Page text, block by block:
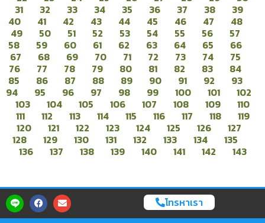
31
32 33 34 35 36 37 38
39
40
41 42 43 44 45 46 47
48
49
50 51 52 53 54 55 56
57
58
59 60 61 62 63 64 65
66
67
68 69 70 71 72 73 74
75
76
77 78 79 80 81 82 83
84
85
86 87 88 89 90 91 92
93
94
95 96 97 98 99 100 101
102
103
104 105 106 107 108 109
110
111
112 113 114 115 116 117 118
119
120
121 122 123 124 125 126
127
128
129 130 131 132 133 134
135
136
137 138 139 140 141 142 143
โทรหาเรา